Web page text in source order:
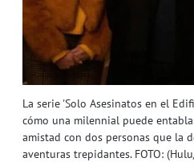
La serie 'Solo Asesinatos en el
cómo una milennial puede
amistad con dos personas que la
aventuras trepidantes. FOTO: